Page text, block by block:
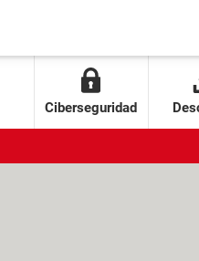
Ciberseguridad